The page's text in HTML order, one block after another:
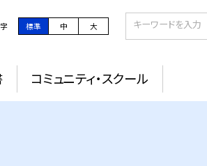
標準 中 大
コミュニティ・スクール